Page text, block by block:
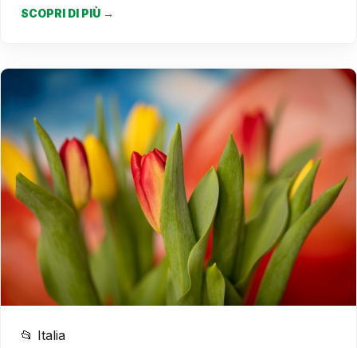
SCOPRI DI PIÙ →
📂 Italia